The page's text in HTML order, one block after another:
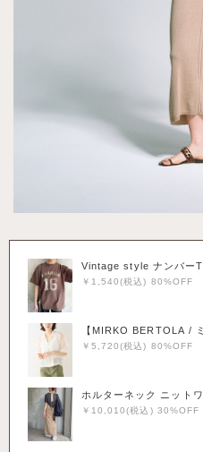
Vintage style ナンバーT
￥1,540(税込) 80%OFF
【MIRKO BERTOLA /
￥5,720(税込) 80%OFF
ホルターネック ニット
￥10,010(税込) 30%OFF